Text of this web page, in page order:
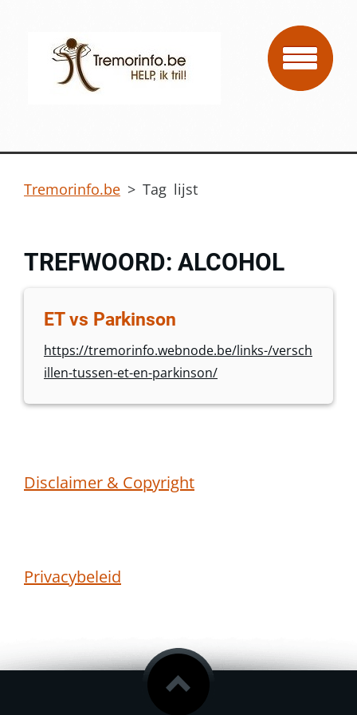
Tremorinfo.be > Tag lijst
TREFWOORD: ALCOHOL
ET vs Parkinson
https://tremorinfo.webnode.be/links-/versch
illen-tussen-et-en-parkinson/
Disclaimer & Copyright
Privacybeleid